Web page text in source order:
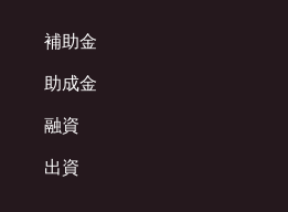
補助金
助成金
融資
出資